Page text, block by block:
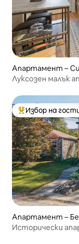
Апартамент –
Луксозен малък
Най-популярен
Избор на
Апартамент –
Исторически